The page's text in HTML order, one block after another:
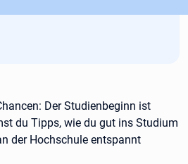
Der Studienbeginn ist
du Tipps, wie du gut ins Studium
der Hochschule entspannt